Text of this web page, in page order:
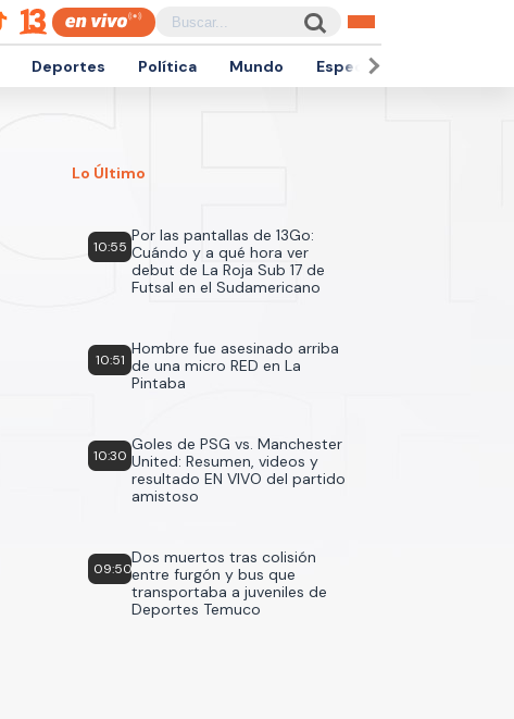
Deportes Política Mundo Espectáculos
Lo Último
10:55
Por las pantallas de 13Go:
Cuándo y a qué hora ver
debut de La Roja Sub 17 de
Futsal en el Sudamericano
10:51
Hombre fue asesinado arriba
de una micro RED en La
Pintaba
10:30
Goles de PSG vs. Manchester
United: Resumen, videos y
resultado EN VIVO del partido
amistoso
09:50
Dos muertos tras colisión
entre furgón y bus que
transportaba a juveniles de
Deportes Temuco